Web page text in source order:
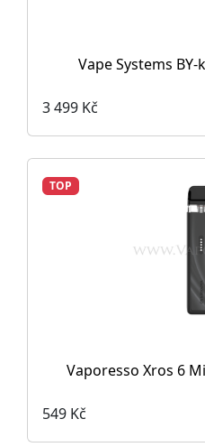
Vape Systems BY-
3 499 Kč
TOP
Vaporesso Xros 6
549 Kč